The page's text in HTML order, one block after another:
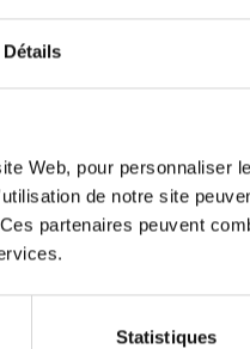
Détails
Web, pour personnaliser
de notre site
partenaires peuvent
Statistiques
double flux et petit
HR vous-même
de chaleur. Vous